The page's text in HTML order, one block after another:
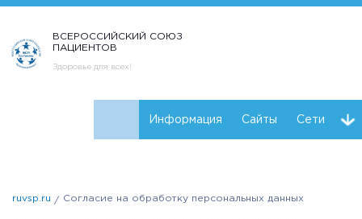
ВСЕРОССИЙСКИЙ СОЮЗ
ПАЦИЕНТОВ
Здоровье для всех!
Информация Сайты Сети
Горячая линия Курс на здоровую печень
ruvsp.ru Согласие на обработку персональных данных